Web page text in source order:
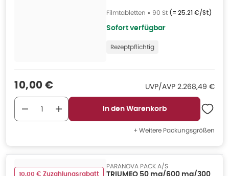
Filmtabletten • 90 St (= 25.21 €/St)
Sofort verfügbar
Rezeptpflichtig
Verkaufspreis
10,00 € UVP/AVP UVP/AVP
2.268,49 €
In den Warenkorb
+ Weitere Packungsgrößen
10,00 € Zuzahlungsrabatt
PARANOVA PACK A/S
TRIUMEQ 50 mg/600 mg/300